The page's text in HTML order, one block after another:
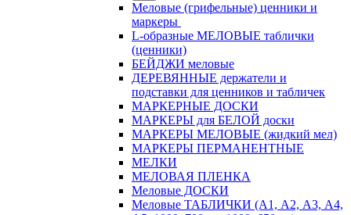
Меловые (грифельные) ценники и
маркеры
L-образные МЕЛОВЫЕ таблички
(ценники)
БЕЙДЖИ меловые
ДЕРЕВЯННЫЕ держатели и
подставки для ценников и табличек
МАРКЕРНЫЕ ДОСКИ
МАРКЕРЫ для БЕЛОЙ доски
МАРКЕРЫ МЕЛОВЫЕ (жидкий мел)
МАРКЕРЫ ПЕРМАНЕНТНЫЕ
МЕЛКИ
МЕЛОВАЯ ПЛЕНКА
Меловые ДОСКИ
Меловые ТАБЛИЧКИ (А1, А2, А3, А4,